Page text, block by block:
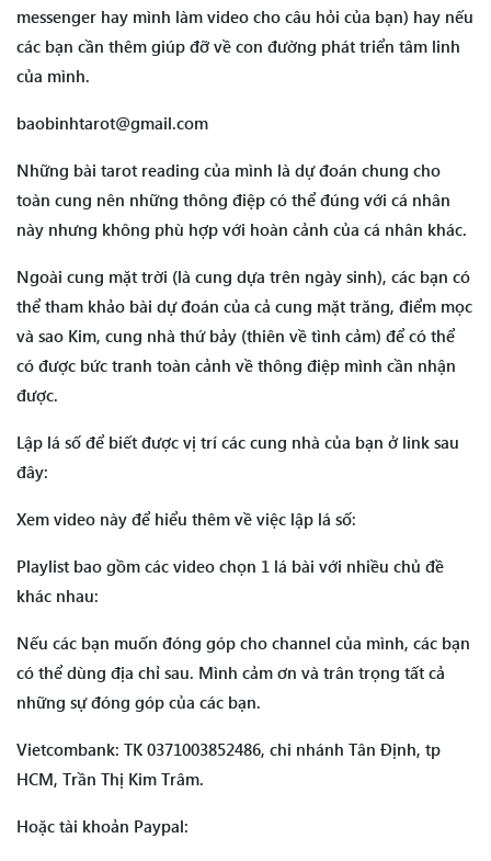
messenger hay mình làm video cho câu hỏi của bạn) hay nếu
các bạn cần thêm giúp đỡ về con đường phát triển tâm linh
của mình.
baobinhtarot@gmail.com
Những bài tarot reading của mình là dự đoán chung cho
toàn cung nên những thông điệp có thể đúng với cá nhân
này nhưng không phù hợp với hoàn cảnh của cá nhân khác.
Ngoài cung mặt trời (là cung dựa trên ngày sinh), các bạn có
thể tham khảo bài dự đoán của cả cung mặt trăng, điểm mọc
và sao Kim, cung nhà thứ bảy (thiên về tình cảm) để có thể
có được bức tranh toàn cảnh về thông điệp mình cần nhận
được.
Lập lá số để biết được vị trí các cung nhà của bạn ở link sau
đây:
Xem video này để hiểu thêm về việc lập lá số:
Playlist bao gồm các video chọn 1 lá bài với nhiều chủ đề
khác nhau:
Nếu các bạn muốn đóng góp cho channel của mình, các bạn
có thể dùng địa chỉ sau. Mình cảm ơn và trân trọng tất cả
những sự đóng góp của các bạn.
Vietcombank: TK 0371003852486, chi nhánh Tân Định, tp
HCM, Trần Thị Kim Trâm.
Hoặc tài khoản Paypal: